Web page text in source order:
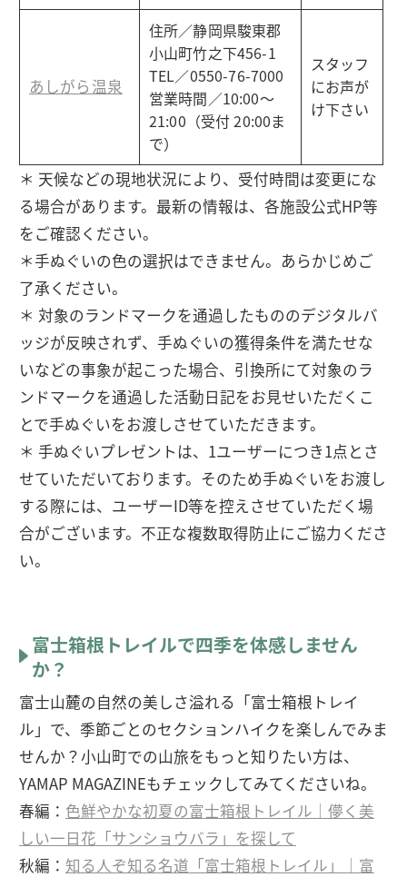
あしがら温泉
住所／静岡県駿東郡
小山町竹之下456-1
TEL／0550-76-7000
営業時間／10:00～
21:00（受付 20:00ま
で）
スタッフ
にお声が
け下さい
＊ 天候などの現地状況により、受付時間は変更にな
る場合があります。最新の情報は、各施設公式HP等
をご確認ください。
＊手ぬぐいの色の選択はできません。あらかじめご
了承ください。
＊ 対象のランドマークを通過したもののデジタルバ
ッジが反映されず、手ぬぐいの獲得条件を満たせな
いなどの事象が起こった場合、引換所にて対象のラ
ンドマークを通過した活動日記をお見せいただくこ
とで手ぬぐいをお渡しさせていただきます。
＊ 手ぬぐいプレゼントは、1ユーザーにつき1点とさ
せていただいております。そのため手ぬぐいをお渡し
する際には、ユーザーID等を控えさせていただく場
合がございます。不正な複数取得防止にご協力くださ
い。
富士箱根トレイルで四季を体感しません
か？
富士山麓の自然の美しさ溢れる「富士箱根トレイ
ル」で、季節ごとのセクションハイクを楽しんでみま
せんか？小山町での山旅をもっと知りたい方は、
YAMAP MAGAZINEもチェックしてみてくださいね。
春編： 色鮮やかな初夏の富士箱根トレイル｜儚く美
しい一日花「サンショウバラ」を探して
秋編： 知る人ぞ知る名道「富士箱根トレイル」｜富